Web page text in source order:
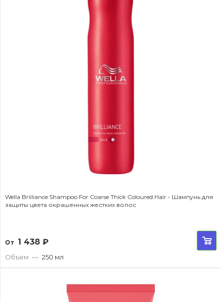
Wella Brilliance Shampoo For Coarse Thick Coloured Hair - Шампунь для
защиты цвета окрашенных жестких волос
От 1 438 ₽
Объем — 250 мл